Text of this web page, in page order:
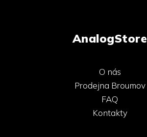
AnalogStore
O nás
Prodejna Broumov
FAQ
Kontakty